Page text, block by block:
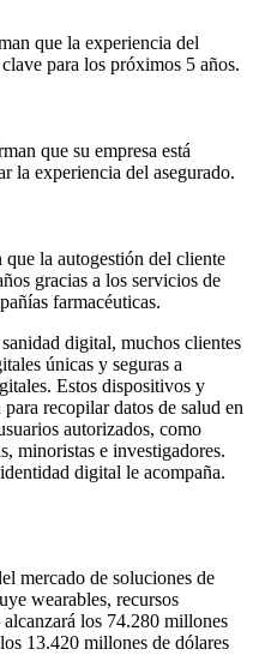
que la experiencia del
para los próximos 5 años.
que su empresa está
la experiencia del asegurado.
la autogestión del cliente
gracias a los servicios de
farmacéuticas.
digital, muchos clientes
únicas y seguras a
Estos dispositivos y
recopilar datos de salud en
autorizados, como
minoristas e investigadores.
digital le acompaña.
mercado de soluciones de
wearables, recursos
los 74.280 millones
13.420 millones de dólares